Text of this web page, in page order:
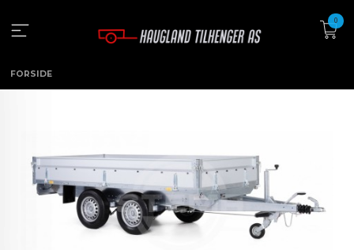
innholdet
0
FORSIDE